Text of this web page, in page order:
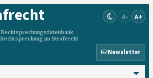
im Strafrecht
A- A+
Newsletter